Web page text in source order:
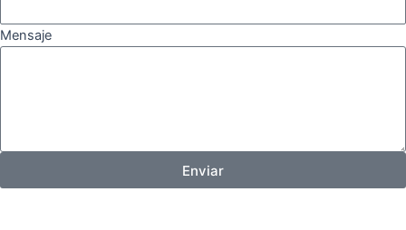
Mensaje
Enviar